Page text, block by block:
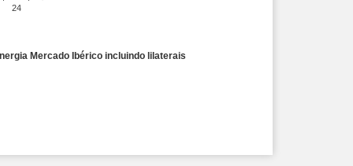
Mercado Ibérico incluindo lilaterais
24